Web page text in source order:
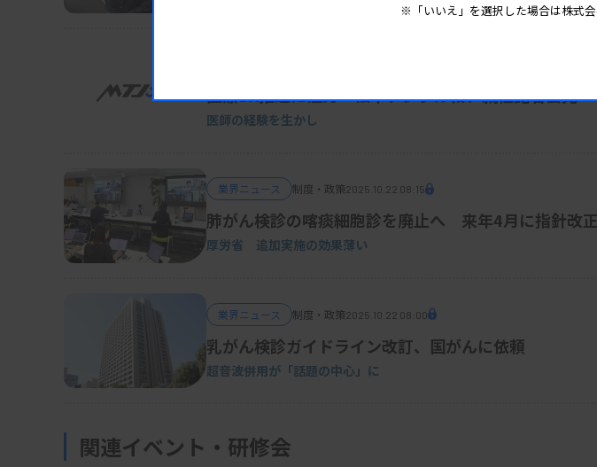
医療DX推進に注力 松本デジタル相、就任記者会見
医師の経験を生かし
業界ニュース 制度・政策2025.10.22 08:15
肺がん検診の喀痰細胞診を廃止へ 来年4月に指針改正
厚労省 追加実施の効果薄い
業界ニュース 制度・政策2025.10.22 08:00
乳がん検診ガイドライン改訂、国がんに依頼
超音波併用が「話題の中心」に
関連イベント・研修会
※「いいえ」を選択した場合は株式会